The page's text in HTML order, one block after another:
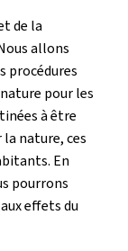
de la
allons
procédures
pour les
à être
la nature, ces
En
pourrons
effets du